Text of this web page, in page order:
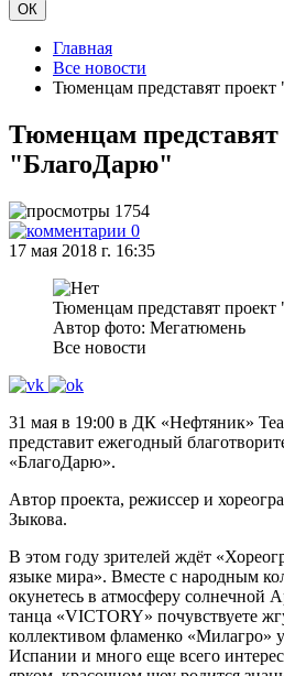
ОК
Главная
Все новости
Тюменцам представят
Тюменцам представят
"БлагоДарю"
1754
0
17 мая 2018 г. 16:35
Тюменцам представят
Автор фото: Мегатюмень
Все новости
31 мая в 19:00 в ДК «Нефтяник»
представит ежегодный
«БлагоДарю».
Автор проекта, режиссер и
Зыкова.
В этом году зрителей ждёт
языке мира». Вместе с народным
окунетесь в атмосферу солнечной
танца «VICTORY» почувствуете
коллективом фламенко «Милагро»
Испании и много еще всего